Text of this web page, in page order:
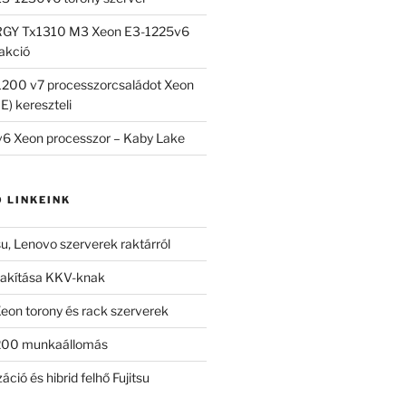
Tx1310 M3 Xeon E3-1225v6
v7 processzorcsaládot Xeon
kereszteli
Xeon processzor – Kaby Lake
LINKEINK
Lenovo szerverek raktárról
KKV-knak
torony és rack szerverek
munkaállomás
és hibrid felhő Fujitsu